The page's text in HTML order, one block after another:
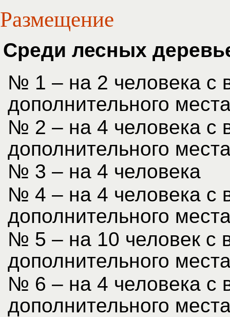
Размещение
Среди лесных
№ 1 – на 2 человека с
дополнительного
№ 2 – на 4 человека с
дополнительного
№ 3 – на 4 человека
№ 4 – на 4 человека с
дополнительного
№ 5 – на 10 человек с
дополнительного
№ 6 – на 4 человека с
дополнительного